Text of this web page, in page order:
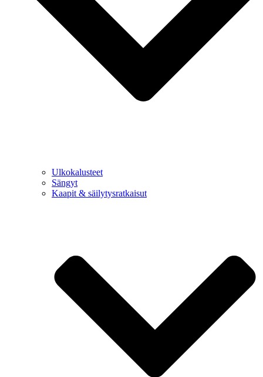
Ulkokalusteet
Sängyt
Kaapit & säilytysratkaisut